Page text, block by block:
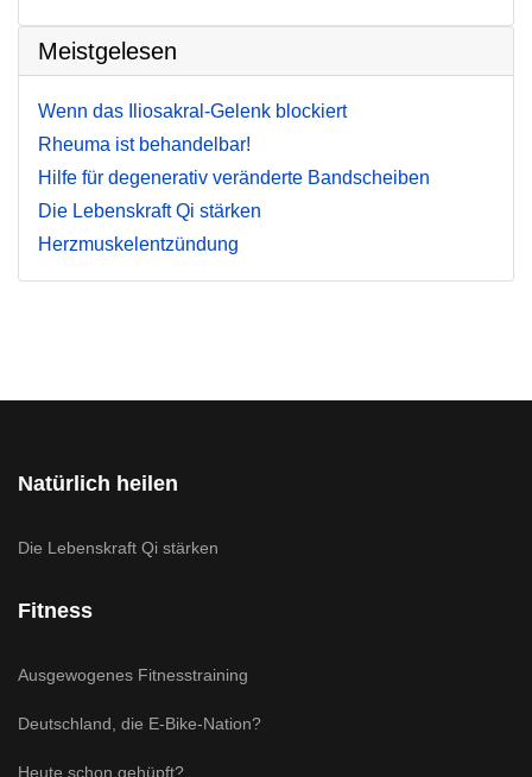
Meistgelesen
Wenn das Iliosakral-Gelenk blockiert
Rheuma ist behandelbar!
Hilfe für degenerativ veränderte Bandscheiben
Die Lebenskraft Qi stärken
Herzmuskelentzündung
Natürlich heilen
Die Lebenskraft Qi stärken
Fitness
Ausgewogenes Fitnesstraining
Deutschland, die E-Bike-Nation?
Heute schon gehüpft?